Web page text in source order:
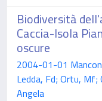
Biodiversità
Caccia-Isola
oscure
2004-01-01
Ledda, Fd; Ortu, Mf;
Angela